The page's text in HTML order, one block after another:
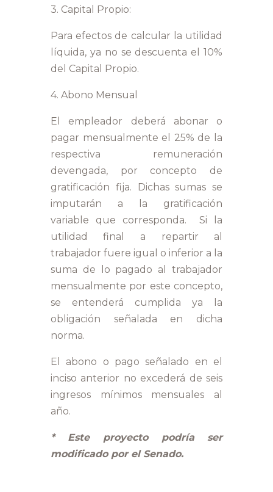
3. Capital Propio:
Para efectos de calcular la utilidad
líquida, ya no se descuenta el 10%
del Capital Propio.
4. Abono Mensual
El empleador deberá abonar o
pagar mensualmente el 25% de la
respectiva remuneración
devengada, por concepto de
gratificación fija. Dichas sumas se
imputarán a la gratificación
variable que corresponda. Si la
utilidad final a repartir al
trabajador fuere igual o inferior a la
suma de lo pagado al trabajador
mensualmente por este concepto,
se entenderá cumplida ya la
obligación señalada en dicha
norma.
El abono o pago señalado en el
inciso anterior no excederá de seis
ingresos mínimos mensuales al
año.
* Este proyecto podría ser
modificado por el Senado.